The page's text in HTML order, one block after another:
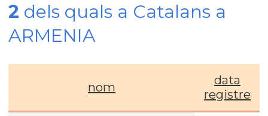
2 dels quals a Catalans a
ARMENIA
nom
data
registre